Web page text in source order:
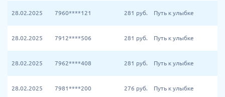
28.02.2025 7960****121 281 руб. Путь к улыбке
28.02.2025 7912****506 281 руб. Путь к улыбке
28.02.2025 7962****408 281 руб. Путь к улыбке
28.02.2025 7981****200 276 руб. Путь к улыбке